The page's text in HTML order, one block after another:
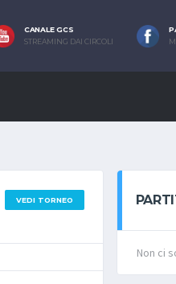
CANALE GCS
STREAMING DAI CIRCOLI
VEDI TORNEO
Non ci